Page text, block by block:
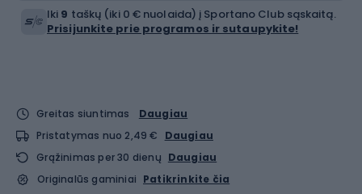
Iki 9 taškų (iki 0 € nuolaida) į Sportano Club sąskaitą.
Prisijunkite prie programos ir sutaupykite!
Greitas siuntimas
Daugiau
Pristatymas nuo 2,49 €
Daugiau
Grąžinimas per 30 dienų Daugiau
Originalūs gaminiai Patikrinkite čia